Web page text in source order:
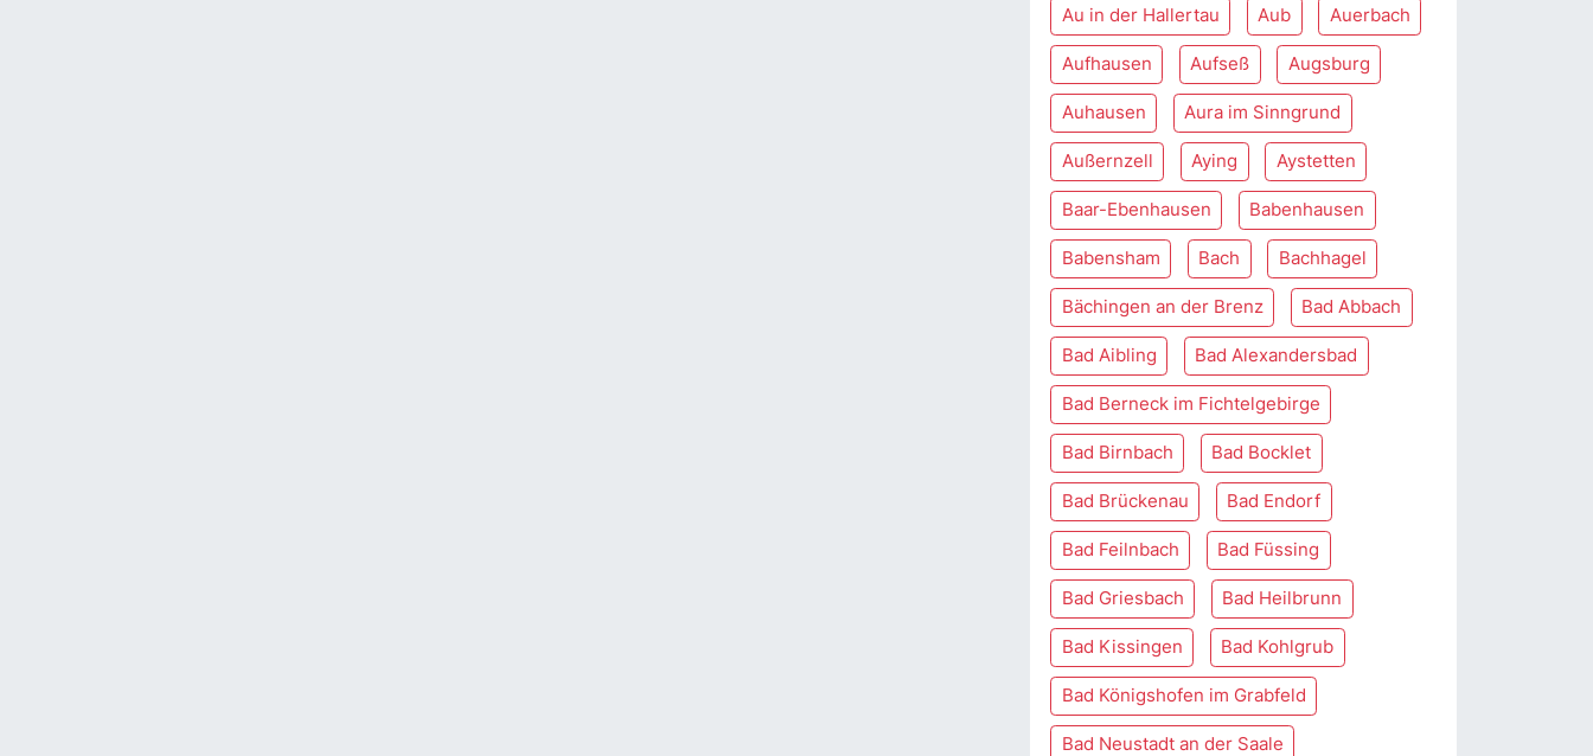
Au in der Hallertau Aub Auerbach
Aufhausen Aufseß Augsburg
Auhausen Aura im Sinngrund
Außernzell Aying Aystetten
Baar-Ebenhausen Babenhausen
Babensham Bach Bachhagel
Bächingen an der Brenz Bad Abbach
Bad Aibling Bad Alexandersbad
Bad Berneck im Fichtelgebirge
Bad Birnbach Bad Bocklet
Bad Brückenau Bad Endorf
Bad Feilnbach Bad Füssing
Bad Griesbach Bad Heilbrunn
Bad Kissingen Bad Kohlgrub
Bad Königshofen im Grabfeld
Bad Neustadt an der Saale